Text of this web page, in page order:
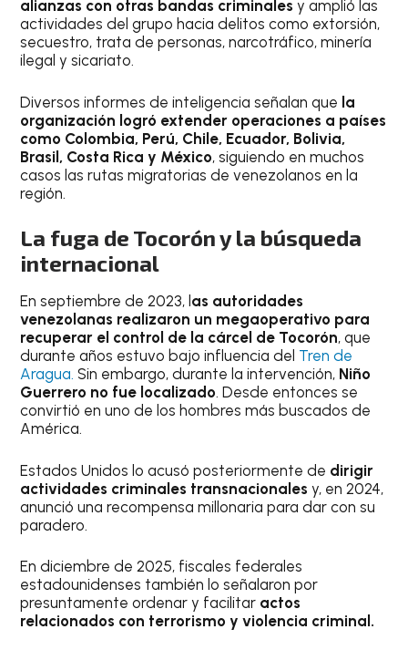
alianzas con otras bandas criminales y amplió las
actividades del grupo hacia delitos como extorsión,
secuestro, trata de personas, narcotráfico, minería
ilegal y sicariato.
Diversos informes de inteligencia señalan que la
organización logró extender operaciones a países
como Colombia, Perú, Chile, Ecuador, Bolivia,
Brasil, Costa Rica y México, siguiendo en muchos
casos las rutas migratorias de venezolanos en la
región.
La fuga de Tocorón y la búsqueda
internacional
En septiembre de 2023, l as autoridades
venezolanas realizaron un megaoperativo para
recuperar el control de la cárcel de Tocorón, que
durante años estuvo bajo influencia del Tren de
Aragua. Sin embargo, durante la intervención, Niño
Guerrero no fue localizado. Desde entonces se
convirtió en uno de los hombres más buscados de
América.
Estados Unidos lo acusó posteriormente de dirigir
actividades criminales transnacionales y, en 2024,
anunció una recompensa millonaria para dar con su
paradero.
En diciembre de 2025, fiscales federales
estadounidenses también lo señalaron por
presuntamente ordenar y facilitar actos
relacionados con terrorismo y violencia criminal.